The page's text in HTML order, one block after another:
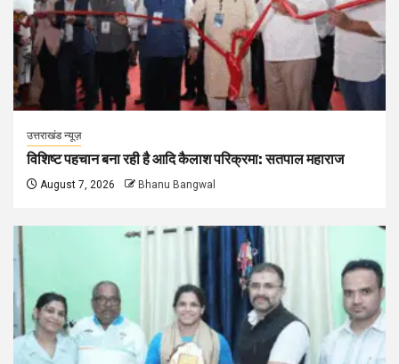
उत्तराखंड न्यूज़
विशिष्ट पहचान बना रही है आदि कैलाश परिक्रमा: सतपाल महाराज
August 7, 2026 Bhanu Bangwal